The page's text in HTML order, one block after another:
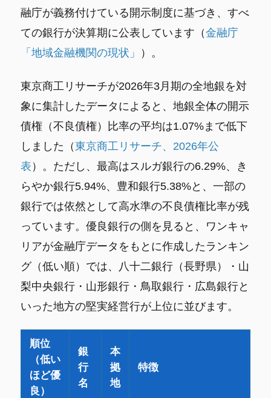
融庁が義務付けている開示制度に基づき、すべ
ての銀行が決算期に公表しています（金融庁
「地域金融機関の現状」
）。
東京商工リサーチが2026年3月期の全地銀を対
象に集計したデータによると、地銀全体の開示
債権（不良債権）比率の平均は1.07%まで低下
しました（東京商工リサーチ、2026年公
表 ）。ただし、最高はスルガ銀行の6.29%、き
らやか銀行5.94%、豊和銀行5.38%と、一部の
銀行では依然として高水準の不良債権比率が残
っています。優良銀行の側を見ると、ワンキャ
リアが金融庁データをもとに作成したランキン
グ（低い順）では、八十二銀行（長野県）・山
梨中央銀行・山形銀行・鳥取銀行・広島銀行と
いった地方の堅実経営行が上位に並びます。
順位
（低い
ほど優
良）
銀
行
名
本
拠
地
特徴